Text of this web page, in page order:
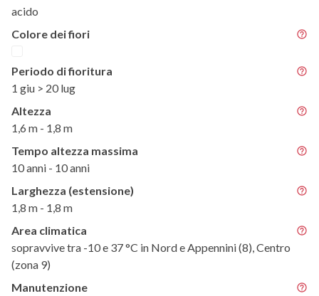
acido
Colore dei fiori
Periodo di fioritura
1 giu > 20 lug
Altezza
1,6 m - 1,8 m
Tempo altezza massima
10 anni - 10 anni
Larghezza (estensione)
1,8 m - 1,8 m
Area climatica
sopravvive tra -10 e 37 °C in Nord e Appennini (8), Centro
(zona 9)
Manutenzione